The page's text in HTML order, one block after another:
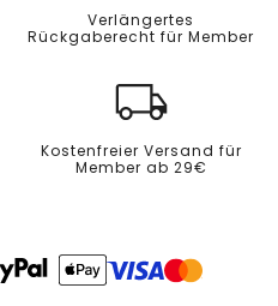
Verlängertes
Rückgaberecht für Member
Kostenfreier Versand für
Member ab 29€